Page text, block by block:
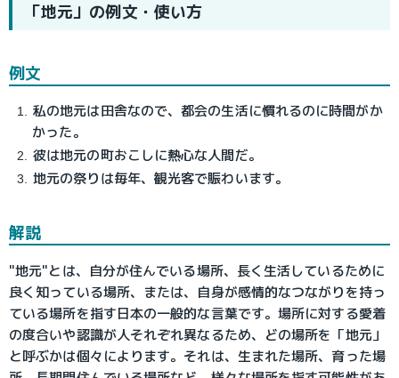
「地元」の例文・使い方
例文
私の地元は田舎なので、都会の生活に慣れるのに時間がか
かった。
彼は地元の町おこしに熱心な人間だ。
地元の祭りは毎年、観光客で賑わいます。
解説
"地元"とは、自分が住んでいる場所、長く生活しているために
良く知っている場所、または、自身が感情的なつながりを持っ
ている場所を指す日本の一般的な言葉です。場所に対する愛着
の度合いや認識が人それぞれ異なるため、どの場所を「地元」
と呼ぶかは個々によります。それは、生まれた場所、育った場